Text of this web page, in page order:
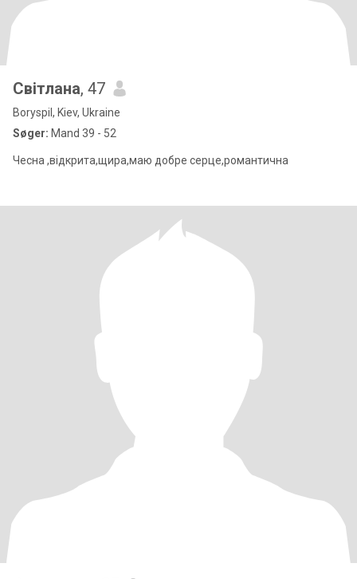
Світлана, 47
Boryspil, Kiev, Ukraine
Søger: Mand 39 - 52
Чесна ,відкрита,щира,маю добре серце,романтична